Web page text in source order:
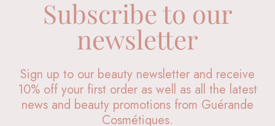
Subscribe to our
newsletter
Sign up to our beauty newsletter and receive
10% off your first order as well as all the latest
news and beauty promotions from Guérande
Cosmétiques.